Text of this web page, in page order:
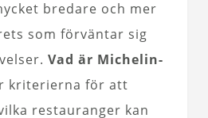
bredare och mer
som förväntar sig
Vad är Michelin-
kriterierna för att
restauranger kan